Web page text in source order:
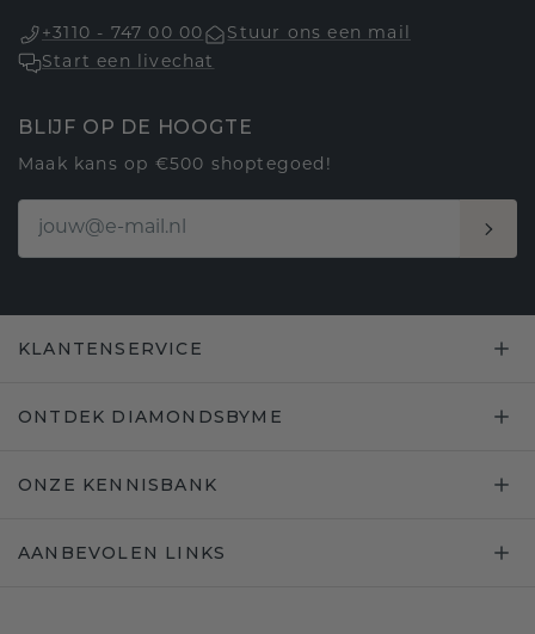
+3110 - 747 00 00
Stuur ons een mail
Start een livechat
BLIJF OP DE HOOGTE
Maak kans op €500 shoptegoed!
KLANTENSERVICE
ONTDEK DIAMONDSBYME
ONZE KENNISBANK
AANBEVOLEN LINKS